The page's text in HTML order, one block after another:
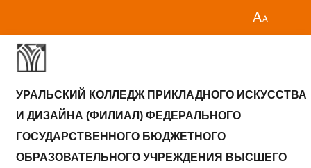
УРАЛЬСКИЙ КОЛЛЕДЖ ПРИКЛАДНОГО ИСКУССТВА
И ДИЗАЙНА (ФИЛИАЛ) ФЕДЕРАЛЬНОГО
ГОСУДАРСТВЕННОГО БЮДЖЕТНОГО
ОБРАЗОВАТЕЛЬНОГО УЧРЕЖДЕНИЯ ВЫСШЕГО